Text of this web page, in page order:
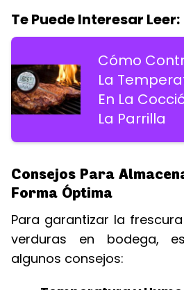
Te Puede Interesar Leer:
Cómo
La
En La
La Parrilla
Consejos Para
Forma Óptima
Para garantizar la
verduras en bodega,
algunos consejos: